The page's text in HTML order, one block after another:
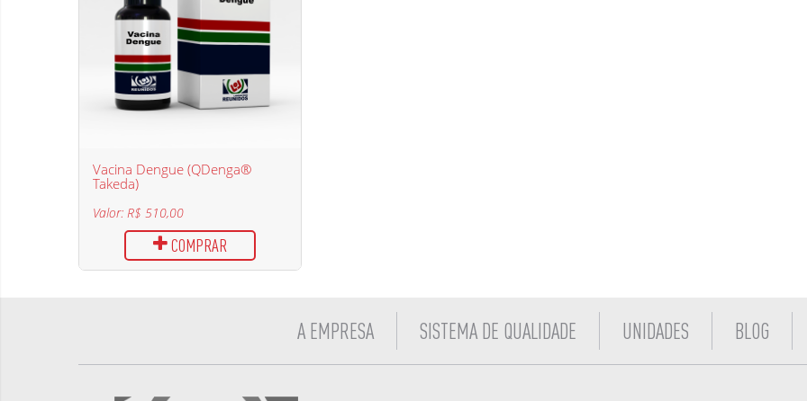
Vacina Dengue (QDenga®
Takeda)
Valor: R$ 510,00
COMPRAR
A EMPRESA SISTEMA DE QUALIDADE UNIDADES BLOG